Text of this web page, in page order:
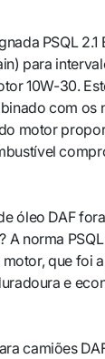
PSQL
para
10W-30.
com os
motor
óleo DAF
norma
que foi
e
camiões